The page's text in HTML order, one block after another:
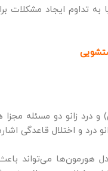
به تداوم ایجاد
و درد زانو دو مسئله
درد و اختلال قاعدگی
هورمون‌ها می‌تواند